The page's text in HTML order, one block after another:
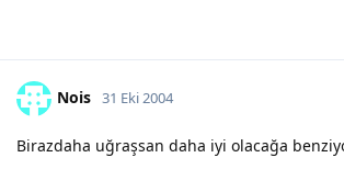
Nois 31 Eki 2004
Birazdaha uğraşsan daha iyi olacağa